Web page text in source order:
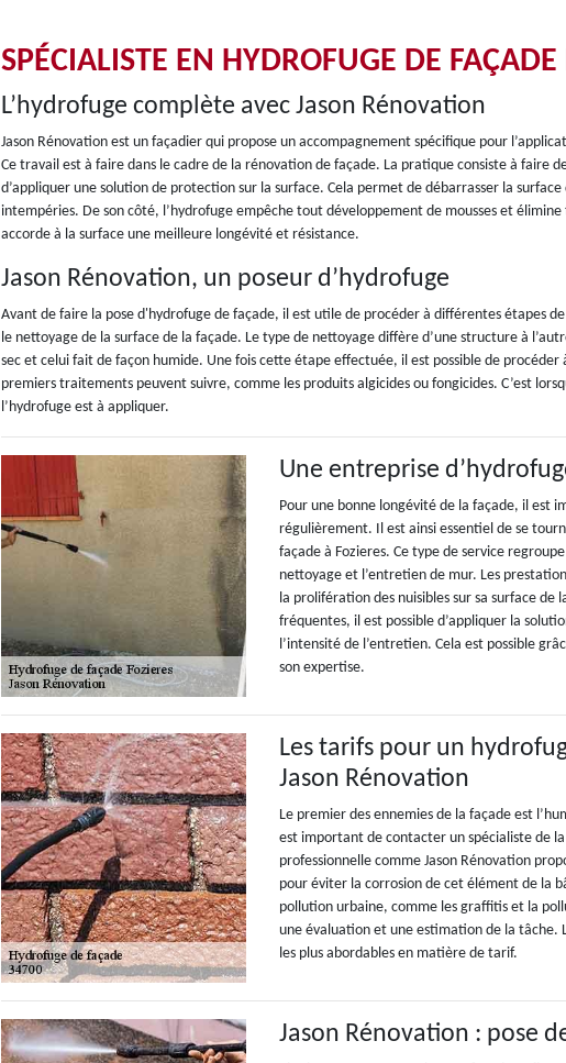
SPÉCIALISTE EN HYDROFUGE DE
L’hydrofuge complète avec Jason Rénovation
Jason Rénovation est un façadier qui propose un accompagnement spécifique pour
Ce travail est à faire dans le cadre de la rénovation de façade. La pratique consiste à faire
d’appliquer une solution de protection sur la surface. Cela permet de débarrasser la
intempéries. De son côté, l’hydrofuge empêche tout développement de mousses et
accorde à la surface une meilleure longévité et résistance.
Jason Rénovation, un poseur d’hydrofuge
Avant de faire la pose d'hydrofuge de façade, il est utile de procéder à différentes étapes
le nettoyage de la surface de la façade. Le type de nettoyage diffère d’une structure à
sec et celui fait de façon humide. Une fois cette étape effectuée, il est possible de
premiers traitements peuvent suivre, comme les produits algicides ou fongicides. C’est
l’hydrofuge est à appliquer.
Une entreprise
Pour une bonne longévité de la façade, il est
régulièrement. Il est ainsi essentiel de se
façade à Fozieres. Ce type de service
nettoyage et l’entretien de mur. Les
la prolifération des nuisibles sur sa surface de
fréquentes, il est possible d’appliquer la
l’intensité de l’entretien. Cela est possible
son expertise.
Les tarifs pour un
Jason Rénovation
Le premier des ennemies de la façade est
est important de contacter un spécialiste de
professionnelle comme Jason Rénovation
pour éviter la corrosion de cet élément de la
pollution urbaine, comme les graffitis et la
une évaluation et une estimation de la tâche.
les plus abordables en matière de tarif.
Jason Rénovation : pose